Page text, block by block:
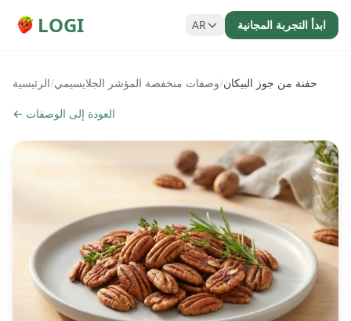
LOGI AR ابدأ التجربة المجانية
الرئيسية/وصفات منخفضة المؤشر الجلايسيمي/حفنة من جوز البيكان
← العودة إلى الوصفات